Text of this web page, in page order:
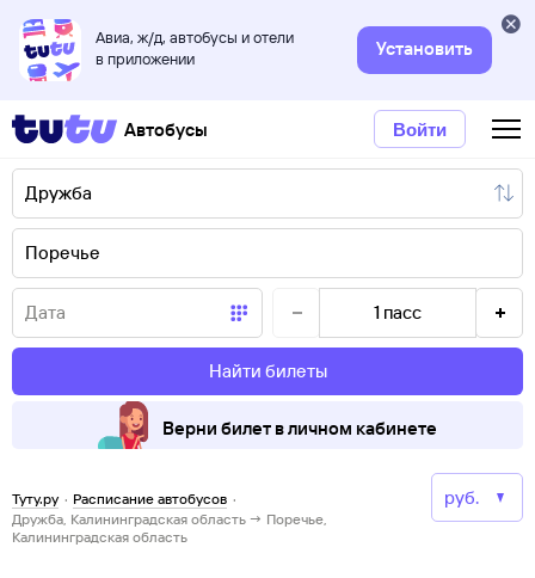
Авиа, ж/д, автобусы и отели
в приложении
Установить
Автобусы Войти
1 пасс
Найти билеты
Верни билет в личном кабинете
Туту.ру · Расписание автобусов ·
Дружба, Калининградская область → Поречье,
Калининградская область